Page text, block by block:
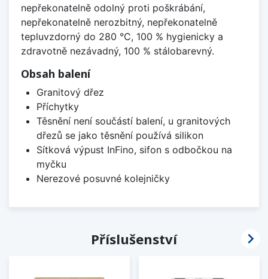
nepřekonatelně odolný proti poškrábání,
nepřekonatelně nerozbitný, nepřekonatelně
tepluvzdorný do 280 °C, 100 % hygienicky a
zdravotně nezávadný, 100 % stálobarevný.
Obsah balení
Granitový dřez
Příchytky
Těsnění není součástí balení, u granitových
dřezů se jako těsnění používá silikon
Sítková výpust InFino, sifon s odbočkou na
myčku
Nerezové posuvné kolejničky
Příslušenství 